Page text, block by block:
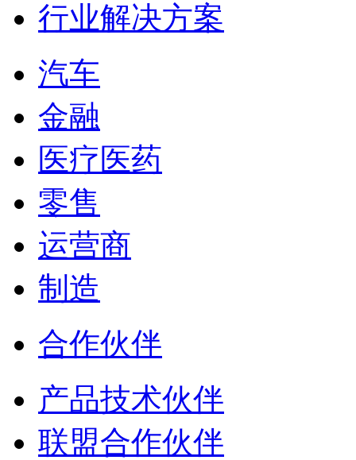
行业解决方案
汽车
金融
医疗医药
零售
运营商
制造
合作伙伴
产品技术伙伴
联盟合作伙伴